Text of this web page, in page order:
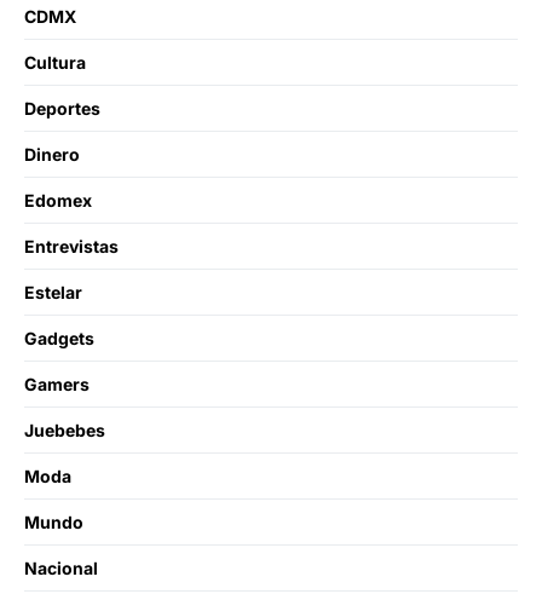
CDMX
Cultura
Deportes
Dinero
Edomex
Entrevistas
Estelar
Gadgets
Gamers
Juebebes
Moda
Mundo
Nacional